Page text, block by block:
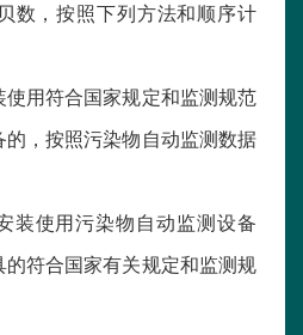
数，按照下列方法和顺序计
使用符合国家规定和监测规范
，按照污染物自动监测数据
装使用污染物自动监测设备
符合国家有关规定和监测规